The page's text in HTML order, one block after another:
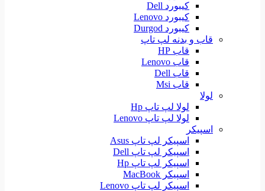
کیبورد Dell
کیبورد Lenovo
کیبورد Durgod
قاب و بدنه لپ تاپ
قاب HP
قاب Lenovo
قاب Dell
قاب Msi
لولا
لولا لپ تاپ Hp
لولا لپ تاپ Lenovo
اسپیکر
اسپیکر لپ تاپ Asus
اسپیکر لپ تاپ Dell
اسپیکر لپ تاپ Hp
اسپیکر MacBook
اسپیکر لپ تاپ Lenovo